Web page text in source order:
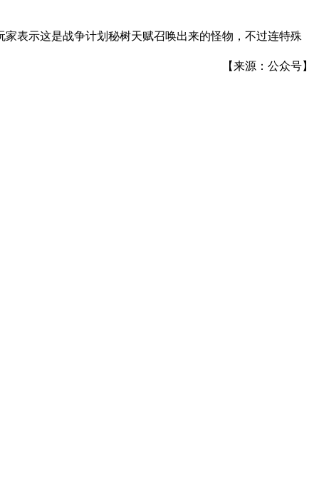
表示这是战争计划秘树天赋召唤出来的怪物，不过连特殊
【来源：公众号】